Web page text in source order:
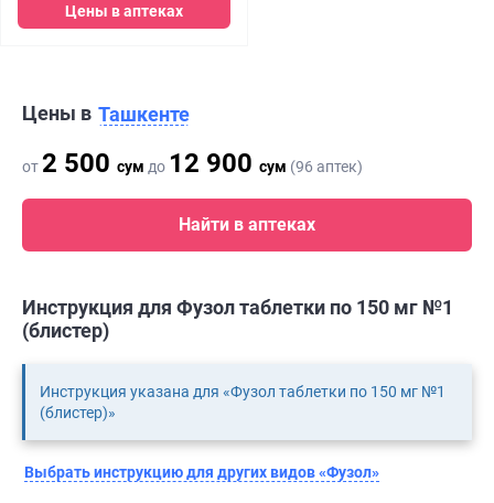
Цены в аптеках
Цены в Ташкенте
от 2 500 сум до 12 900 сум (96 аптек)
Найти в аптеках
Инструкция для Фузол таблетки по 150 мг №1
(блистер)
Инструкция указана для «Фузол таблетки по 150 мг №1
(блистер)»
Выбрать инструкцию для других видов «Фузол»